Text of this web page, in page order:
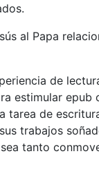
al Papa
de
estimular
tarea de
trabajos
tanto